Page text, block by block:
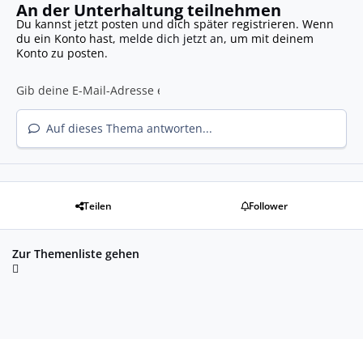
An der Unterhaltung teilnehmen
Du kannst jetzt posten und dich später registrieren. Wenn
du ein Konto hast, melde dich jetzt an, um mit deinem
Konto zu posten.
Auf dieses Thema antworten...
Teilen Follower
Zur Themenliste gehen